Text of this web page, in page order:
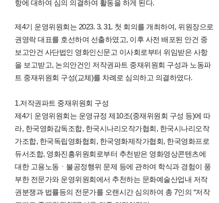
항에 대하여 심의 의결하여 활동을 하게 된다.
제4기 운영위원회는 2023. 3. 31. 첫 회의를 개최하여, 위원장으로
권영락 대표를 호선하여 선출하였고, 이후 사전 배포된 안건 중
보고안건 사단법인 영화인신문고 이사회로부터 위임받은 사항
을 보고받고, 논의안건인 저작권파트 중재위원회 구성과 노동파
트 중재위원회 구성(교체)를 차례로 심의하고 의결하였다.
1.저작권파트 중재위원회 구성
제4기 운영위원회는 운영규정 제10조(중재위원회 구성 등)에 따
라, 한국영화감독조합, 한국시나리오작가협회, 한국시나리오작
가조합, 한국독립영화협회, 한국영화제작가협회, 한국영화프로
듀서조합, 영화진흥위원회로부터 추천받은 영화영상콘텐츠에
대한 고용노동ㆍ불공정행위 문제 등에 관하여 학식과 경험이 풍
부한 전문가와 운영위원회에서 추천하는 문화예술산업내 저작
권분쟁과 법률등의 전문가를 오랜시간 심의하여 총 7인의 “저작